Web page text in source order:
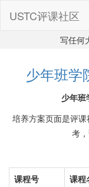
USTC评课社区
写任何
少年班学
少年
培养方案页面是评
考
课程号 课程